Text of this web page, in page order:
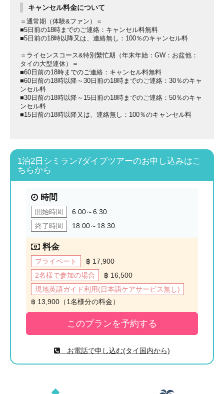
キャンセル料金について
＝通常期（体験&ファン）＝
■5日前の18時までのご連絡：キャンセル料無料
■5日前の18時以降又は、連絡無し：100％のキャンセル料
＝ライセンスコース&特別繁忙期（年末年始：GW：お盆他：
タイの大型連休）＝
■60日前の18時までのご連絡：キャンセル料無料
■60日前の18時以降～30日前の18時までのご連絡：30％のキャ
ンセル料
■30日前の18時以降～15日前の18時までのご連絡：50％のキャ
ンセル料
■15日前の18時以降又は、連絡無し：100％のキャンセル料
1泊2日シミラン7ダイブツアーのお申し込みはこ
ちらから
時間
開始時間
6:00～6:30
終了時間
18:00～18:30
料金
プライベート
฿ 17,900
2名様で参加の場合
฿ 16,500
現地英語ガイド利用(日本語ケアサービス無し)
฿ 13,900（1名様分の料金）
お電話で申し込む(タイ国内から)